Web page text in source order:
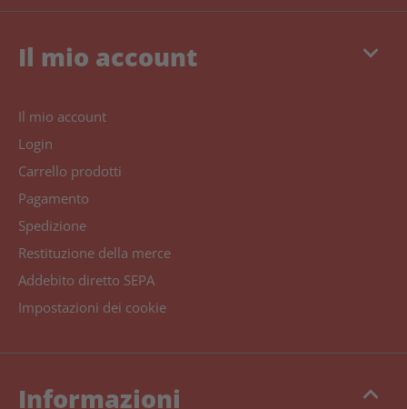
keyboard_arrow_down
Il mio account
Il mio account
Login
Carrello prodotti
Pagamento
Spedizione
Restituzione della merce
Addebito diretto SEPA
Impostazioni dei cookie
keyboard_arrow_up
Informazioni